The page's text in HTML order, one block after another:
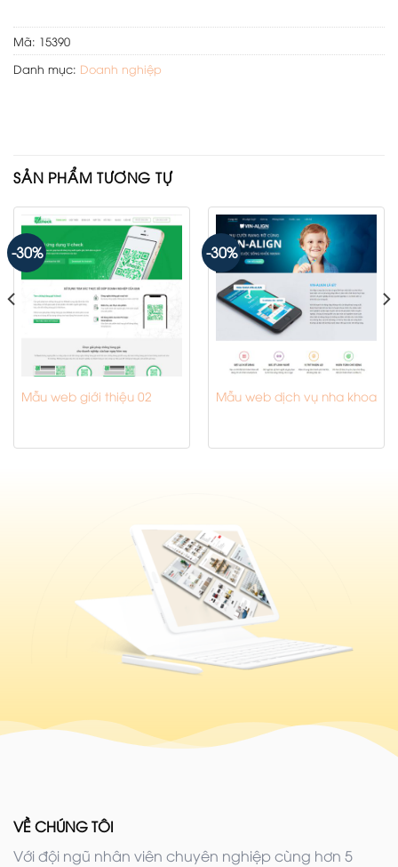
Mã: 15390
Danh mục: Doanh nghiệp
SẢN PHẨM TƯƠNG TỰ
-30%
Mẫu web giới thiệu 02
-30%
Mẫu web dịch vụ nha khoa
VỀ CHÚNG TÔI
Với đội ngũ nhân viên chuyên nghiệp cùng hơn 5